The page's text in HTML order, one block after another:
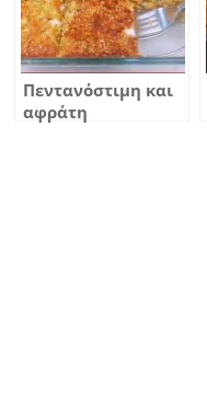
Πεντανόστιμη και
αφράτη